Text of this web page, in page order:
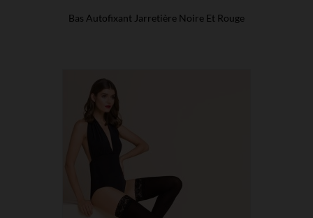
Bas Autofixant Jarretière Noire Et Rouge